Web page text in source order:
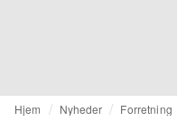
Hjem Nyheder Forretning